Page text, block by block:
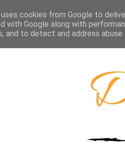
cookies from Google to
with Google along with
and to detect and address abuse.